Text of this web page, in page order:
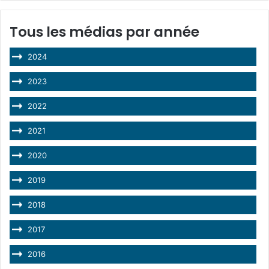
Tous les médias par année
2024
2023
2022
2021
2020
2019
2018
2017
2016